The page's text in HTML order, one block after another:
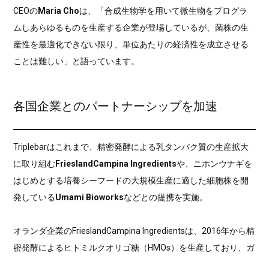
CEOのMaria Choは、「合成生物学を用いて微生物をプログラ
ムしあらゆるものを生産する企業が登場しているが、菌株の生
産性を最適化できない限り、単位あたりの経済性を成立させる
ことは難しい」と語っています。
各国企業とのパートナーシップを加速
Triplebarはこれまで、精密発酵による乳タンパク質の生産拡大
に取り組むFrieslandCampina Ingredientsや、ニホンウナギを
はじめとする培養シーフードの大規模生産に適した細胞株を開
発しているUmami Bioworksなどとの提携を実施。
オランダ企業のFrieslandCampina Ingredientsは、2016年から精
密発酵によるヒトミルクオリゴ糖（HMOs）を生産しており、ガ